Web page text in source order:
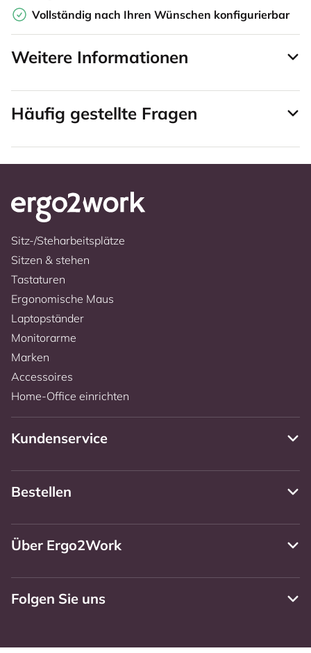
Vollständig nach Ihren Wünschen konfigurierbar
Weitere Informationen
Häufig gestellte Fragen
Sitz-/Steharbeitsplätze
Sitzen & stehen
Tastaturen
Ergonomische Maus
Laptopständer
Monitorarme
Marken
Accessoires
Home-Office einrichten
Kundenservice
Bestellen
Über Ergo2Work
Folgen Sie uns